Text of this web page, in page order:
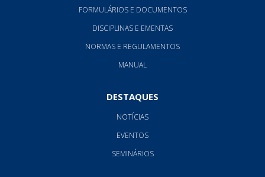
FORMULÁRIOS E DOCUMENTOS
DISCIPLINAS E EMENTAS
NORMAS E REGULAMENTOS
MANUAL
DESTAQUES
NOTÍCIAS
EVENTOS
SEMINÁRIOS